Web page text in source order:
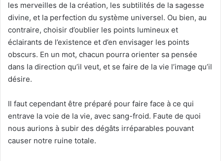
les merveilles de la création, les subtilités de la sagesse
divine, et la perfection du système universel. Ou bien, au
contraire, choisir d’oublier les points lumineux et
éclairants de l’existence et d’en envisager les points
obscurs. En un mot, chacun pourra orienter sa pensée
dans la direction qu’il veut, et se faire de la vie l’image qu’il
désire.
Il faut cependant être préparé pour faire face à ce qui
entrave la voie de la vie, avec sang-froid. Faute de quoi
nous aurions à subir des dégâts irréparables pouvant
causer notre ruine totale.